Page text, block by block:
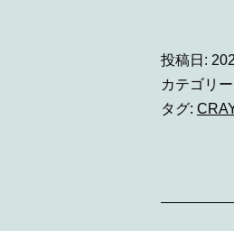
投稿日:
カテゴリ
タグ: